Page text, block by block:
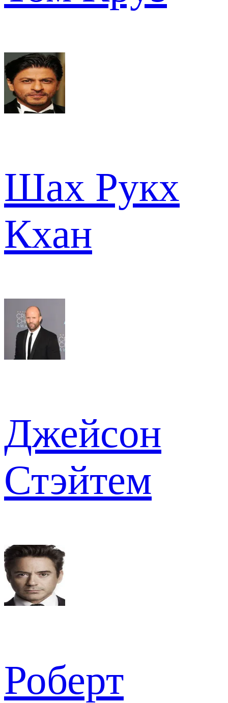
Шах Рукх
Кхан
Джейсон
Стэйтем
Роберт